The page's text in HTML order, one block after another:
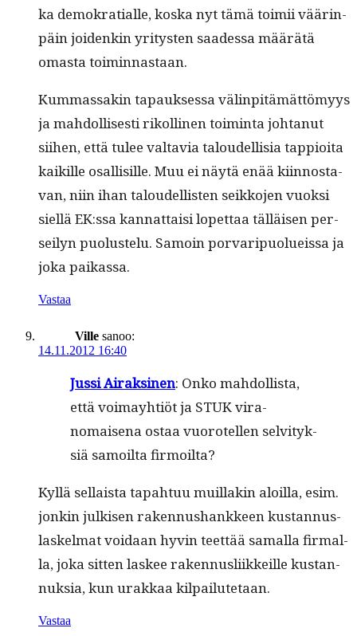
ka demokra­tialle, kos­ka nyt tämä toimii väärin­
päin joidenkin yri­tys­ten saadessa määrätä
omas­ta toiminnastaan.
Kum­mas­sakin tapauk­ses­sa välin­pitämät­tömyys
ja mah­dol­lis­es­ti rikolli­nen toim­inta johtanut
siihen, että tulee val­tavia taloudel­lisia tap­pi­oi­ta
kaikille osal­lisille. Muu ei näytä enää kiin­nos­ta­
van, niin ihan taloudel­lis­ten seikko­jen vuok­si
siel­lä EK:ssa kan­nat­taisi lopet­taa täl­läisen per­
seilyn puo­lus­telu. Samoin por­varipuolueis­sa ja
joka paikassa.
Vastaa
Ville sanoo:
14.11.2012 16:40
Jus­si Airaksi­nen: Onko mah­dol­lista,
että voimay­htiöt ja STUK vira­
nomaise­na ostaa vuorotellen selvi­tyk­
siä samoil­ta firmoilta?
Kyl­lä sel­l­aista tapah­tuu muil­lakin aloil­la, esim.
jonkin julkisen raken­nushankkeen kus­tan­nus­
laskel­mat voidaan hyvin teet­tää samal­la fir­mal­
la, joka sit­ten las­kee raken­nus­li­ikkeille kus­tan­
nuk­sia, kun urakkaa kilpailutetaan.
Vastaa